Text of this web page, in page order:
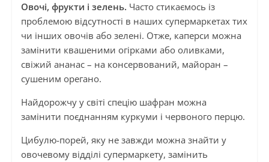
Овочі, фрукти і зелень. Часто стикаємось із
проблемою відсутності в наших супермаркетах тих
чи інших овочів або зелені. Отже, каперси можна
замінити квашеними огірками або оливками,
свіжий ананас – на консервований, майоран –
сушеним орегано.
Найдорожчу у світі спецію шафран можна
замінити поєднанням куркуми і червоного перцю.
Цибулю-порей, яку не завжди можна знайти у
овочевому відділі супермаркету, замінить